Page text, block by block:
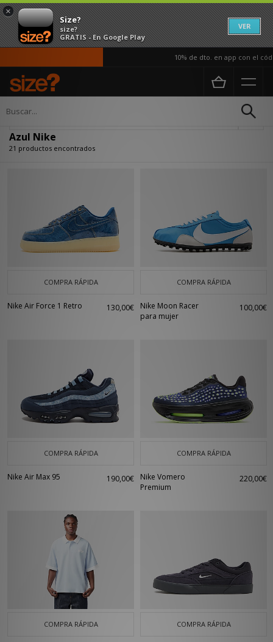
×
Size?
size?
GRATIS - En Google Play
VER
10% de dto. en app con el código
Página principal
Azul Nike
21 productos encontrados
COMPRA RÁPIDA
Nike Air Force 1 Retro 130,00€
COMPRA RÁPIDA
Nike Moon Racer
para mujer
100,00€
COMPRA RÁPIDA
Nike Air Max 95 190,00€
COMPRA RÁPIDA
Nike Vomero
Premium
220,00€
COMPRA RÁPIDA COMPRA RÁPIDA